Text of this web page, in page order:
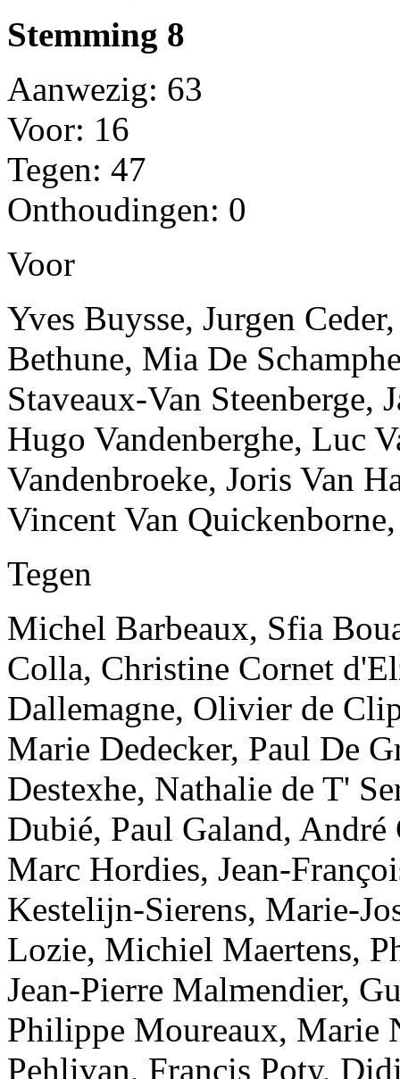
Stemming 8
Aanwezig: 63
Voor: 16
Tegen: 47
Onthoudingen: 0
Voor
Yves Buysse, Jurgen
Bethune, Mia De
Staveaux-Van
Hugo Vandenberghe, Luc
Vandenbroeke, Joris Van
Vincent Van
Tegen
Michel Barbeaux, Sfia
Colla, Christine Cornet
Dallemagne, Olivier de
Marie Dedecker, Paul De
Destexhe, Nathalie de T'
Dubié, Paul Galand, André
Marc Hordies, Jean-
Kestelijn-Sierens, Marie-
Lozie, Michiel Maertens,
Jean-Pierre Malmendier,
Philippe Moureaux, Marie
Pehlivan, Francis Poty,